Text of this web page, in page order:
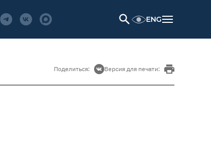
ENG
Поделиться: Версия для печати: